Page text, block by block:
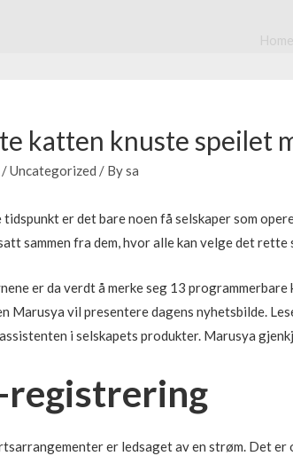
Home
katten knuste speilet
/Uncategorized / Bysa
er det bare noen få selskaper som
sammen fra dem, hvor alle kan velge det
er da verdt å merke seg 13
Marusya vil presentere dagens nyhetsbilde.
i selskapets produkter. Marusya
registrering
er ledsaget av en strøm. Det er